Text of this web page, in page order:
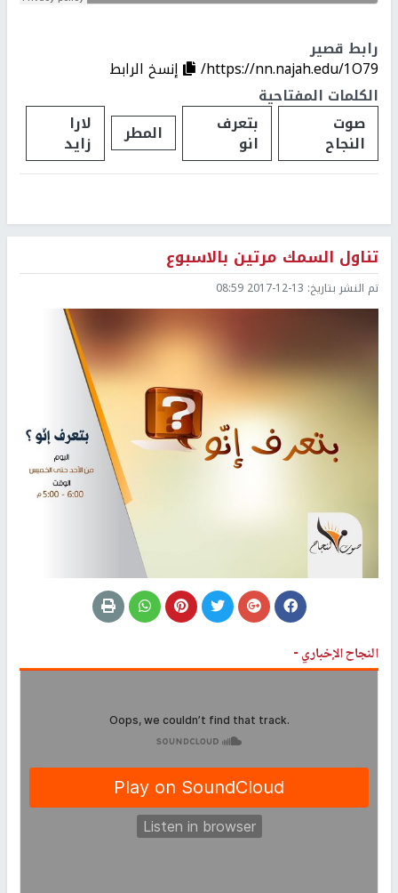
رابط قصير
https://nn.najah.edu/1O79/
إنسخ الرابط
الكلمات المفتاحية
صوت
النجاح
بتعرف
انو المطر لارا
زايد
تناول السمك مرتين بالاسبوع
تم النشر بتاريخ: 2017-12-13 08:59
النجاح الإخباري -